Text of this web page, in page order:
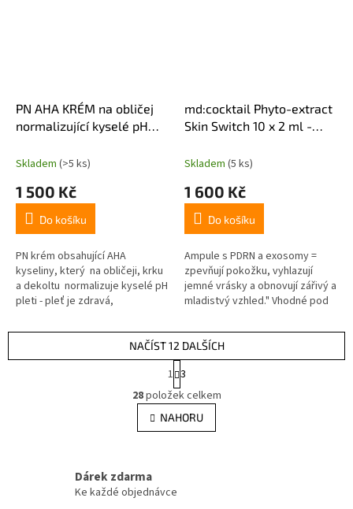
PN AHA KRÉM na obličej
normalizující kyselé pH
Skladem (>5 ks)
1 500 Kč
Do košíku
PN krém obsahující AHA
kyseliny, který na obličeji, krku
a dekoltu normalizuje kyselé pH
pleti - pleť je zdravá,
md:cocktail Phyto-extract
Skin Switch 10 x 2 ml -
stimulační ampule s
Skladem (5 ks)
1 600 Kč
Do košíku
Ampule s PDRN a exosomy =
zpevňují pokožku, vyhlazují
jemné vrásky a obnovují zářivý a
mladistvý vzhled." Vhodné pod
péči.Složení těchto ampulí ...
O
v
l
á
í
NAČÍST 12 DALŠÍCH
t
r
á
n
k
n
í
1 3
28položek celkem
NAHORU
Dárek zdarma
Ke každé objednávce